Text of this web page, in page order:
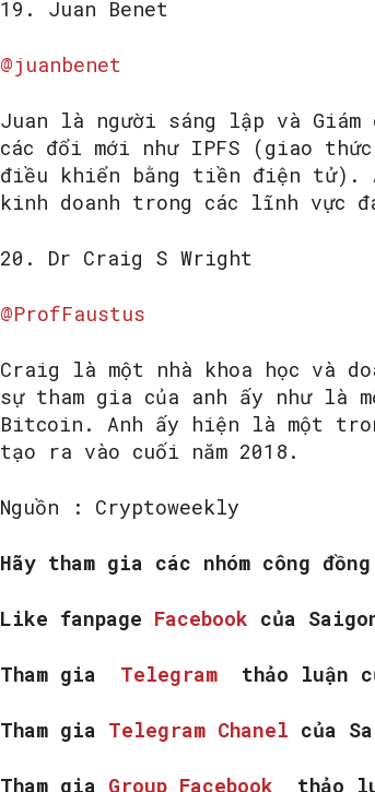
19. Juan Benet
@juanbenet
Juan là người sáng lập và
các đổi mới như IPFS (giao
điều khiển bằng tiền điện tử).
kinh doanh trong các lĩnh vực
20. Dr Craig S Wright
@ProfFaustus
Craig là một nhà khoa học và
sự tham gia của anh ấy như là
Bitcoin. Anh ấy hiện là một
tạo ra vào cuối năm 2018.
Nguồn : Cryptoweekly
Hãy tham gia các nhóm công
Like fanpage Facebook của
Tham gia Telegram thảo luận
Tham gia Telegram Chanel của
Tham gia Group Facebook thảo